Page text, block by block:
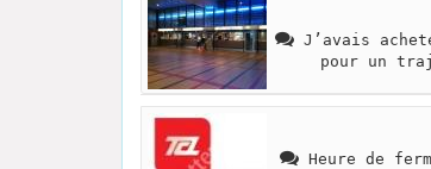
J’avais
pour un
Heure de